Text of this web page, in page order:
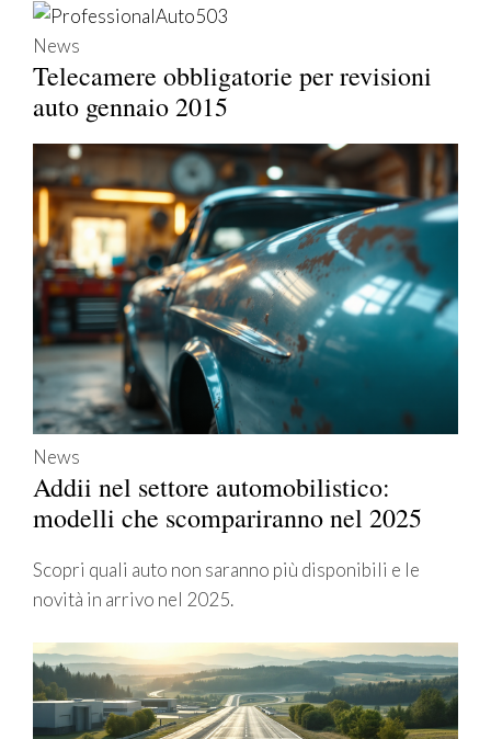
News
Telecamere obbligatorie per revisioni
auto gennaio 2015
News
Addii nel settore automobilistico:
modelli che scompariranno nel 2025
Scopri quali auto non saranno più disponibili e le
novità in arrivo nel 2025.